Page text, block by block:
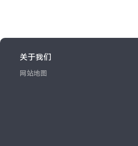
关于我们
网站地图